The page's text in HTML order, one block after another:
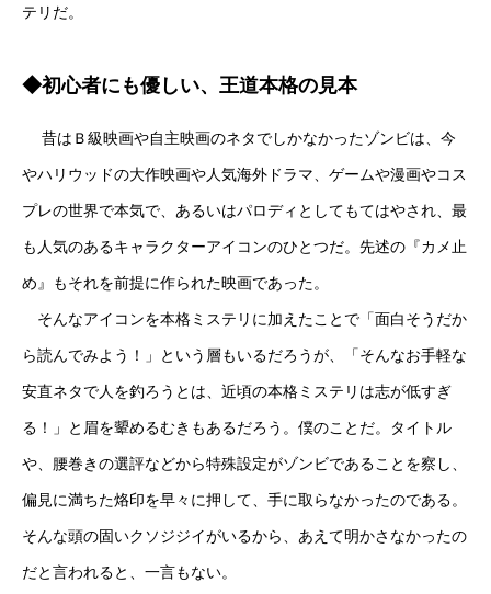
テリだ。
◆初心者にも優しい、王道本格の見本
昔はＢ級映画や自主映画のネタでしかなかったゾンビは、今
やハリウッドの大作映画や人気海外ドラマ、ゲームや漫画やコス
プレの世界で本気で、あるいはパロディとしてもてはやされ、最
も人気のあるキャラクターアイコンのひとつだ。先述の『カメ止
め』もそれを前提に作られた映画であった。
そんなアイコンを本格ミステリに加えたことで「面白そうだか
ら読んでみよう！」という層もいるだろうが、「そんなお手軽な
安直ネタで人を釣ろうとは、近頃の本格ミステリは志が低すぎ
る！」と眉を顰めるむきもあるだろう。僕のことだ。タイトル
や、腰巻きの選評などから特殊設定がゾンビであることを察し、
偏見に満ちた烙印を早々に押して、手に取らなかったのである。
そんな頭の固いクソジジイがいるから、あえて明かさなかったの
だと言われると、一言もない。